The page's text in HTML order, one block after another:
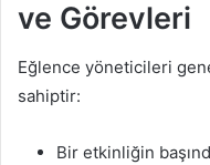
ve Görevleri
Eğlence yöneticileri
sahiptir:
Bir etkinliğin